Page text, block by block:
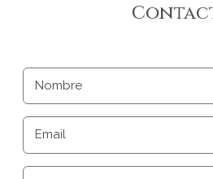
Nombre
Email